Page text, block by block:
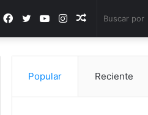
Publicación
al
Instagram
YouTube
Twitter
Facebook
Popular Reciente